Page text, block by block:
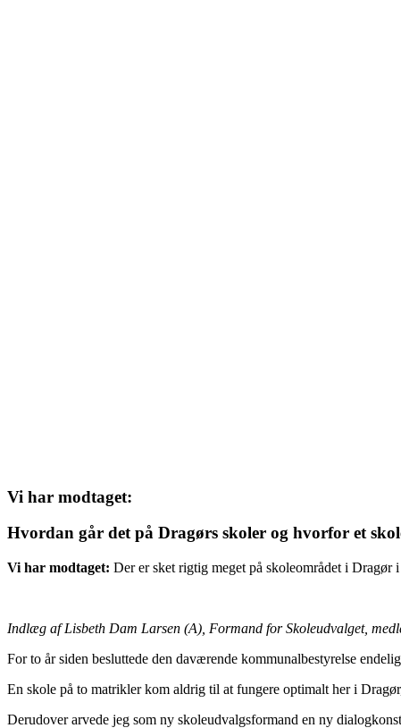
Vi har modtaget:
Hvordan går det på Dragørs skoler og hvorfor et
Vi har modtaget: Der er sket rigtig meget på skoleområdet i Dragør
Indlæg af Lisbeth Dam Larsen (A), Formand for Skoleudvalget,
For to år siden besluttede den daværende kommunalbestyrelse
En skole på to matrikler kom aldrig til at fungere optimalt her i
Derudover arvede jeg som ny skoleudvalgsformand en ny